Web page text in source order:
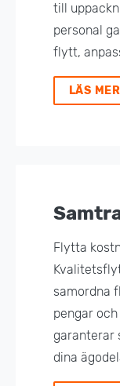
till
personal
flytt,
LÄS
Flytta
samordna
pengar
garanterar
dina